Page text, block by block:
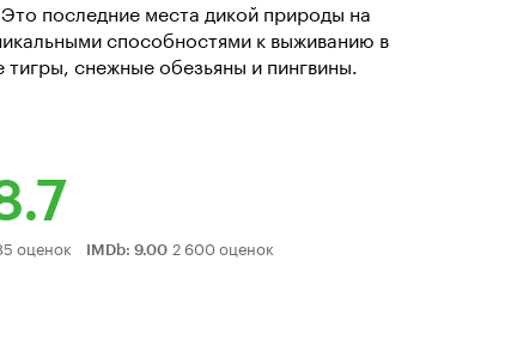
последние места дикой природы на
способностями к выживанию в
снежные обезьяны и пингвины.
оценок IMDb: 9.00 2 600 оценок